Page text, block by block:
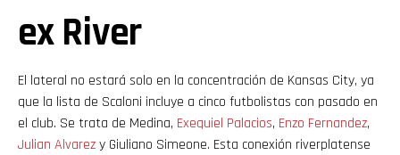
ex River
El lateral no estará solo en la concentración de Kansas City, ya
que la lista de Scaloni incluye a cinco futbolistas con pasado en
el club. Se trata de Medina, Exequiel Palacios, Enzo Fernandez,
Julian Alvarezy Giuliano Simeone. Esta conexión riverplatense